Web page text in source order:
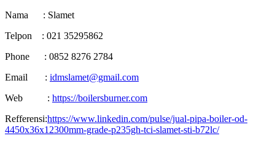
Nama : Slamet
Telpon : 021 35295862
Phone : 0852 8276 2784
Email : idmslamet@gmail.com
Web : https://boilersburner.com
Refferensi:https://www.linkedin.com/pulse/jual-pipa-boiler-od-
4450x36x12300mm-grade-p235gh-tci-slamet-sti-b72lc/